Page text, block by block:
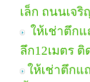
เล็ก ถนนเจ
ให้เช่าตึก
ลึก12เมตร
ให้เช่าตึกแ